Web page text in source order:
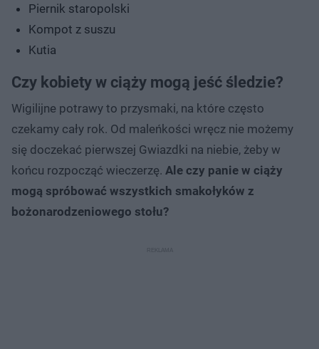
Piernik staropolski
Kompot z suszu
Kutia
Czy kobiety w ciąży mogą jeść śledzie?
Wigilijne potrawy to przysmaki, na które często
czekamy cały rok. Od maleńkości wręcz nie możemy
się doczekać pierwszej Gwiazdki na niebie, żeby w
końcu rozpocząć wieczerzę. Ale czy panie w ciąży
mogą spróbować wszystkich smakołyków z
bożonarodzeniowego stołu?